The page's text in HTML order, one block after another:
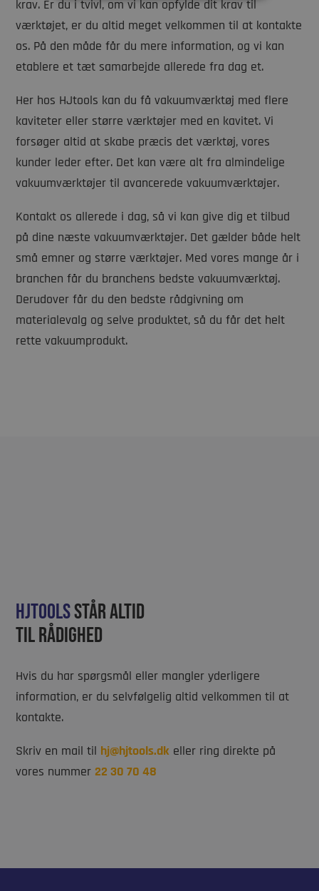
krav. Er du i tvivl, om vi kan opfylde dit krav til
værktøjet, er du altid meget velkommen til at kontakte
os. På den måde får du mere information, og vi kan
etablere et tæt samarbejde allerede fra dag et.
Her hos HJtools kan du få vakuumværktøj med flere
kaviteter eller større værktøjer med en kavitet. Vi
forsøger altid at skabe præcis det værktøj, vores
kunder leder efter. Det kan være alt fra almindelige
vakuumværktøjer til avancerede vakuumværktøjer.
Kontakt os allerede i dag, så vi kan give dig et tilbud
på dine næste vakuumværktøjer. Det gælder både helt
små emner og større værktøjer. Med vores mange år i
branchen får du branchens bedste vakuumværktøj.
Derudover får du den bedste rådgivning om
materialevalg og selve produktet, så du får det helt
rette vakuumprodukt.
Hjtoolsstår altid
til rådighed
Hvis du har spørgsmål eller mangler yderligere
information, er du selvfølgelig altid velkommen til at
kontakte.
Skriv en mail til hj@hjtools.dk eller ring direkte på
vores nummer 22 30 70 48